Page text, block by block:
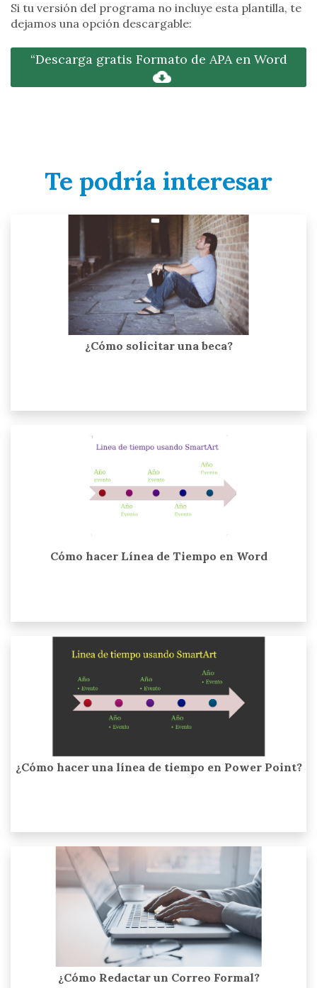
Si tu versión del programa no incluye esta plantilla, te
dejamos una opción descargable:
“Descarga gratis Formato de APA en Word
Te podría interesar
¿Cómo solicitar una beca?
Cómo hacer Línea de Tiempo en Word
¿Cómo hacer una línea de tiempo en Power Point?
¿Cómo Redactar un Correo Formal?